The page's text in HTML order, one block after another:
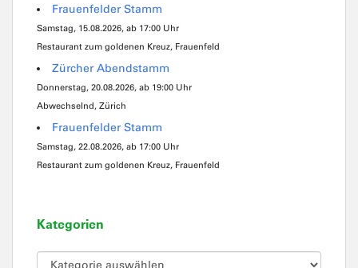
Frauenfelder Stamm
Samstag, 15.08.2026, ab 17:00 Uhr
Restaurant zum goldenen Kreuz, Frauenfeld
Zürcher Abendstamm
Donnerstag, 20.08.2026, ab 19:00 Uhr
Abwechselnd, Zürich
Frauenfelder Stamm
Samstag, 22.08.2026, ab 17:00 Uhr
Restaurant zum goldenen Kreuz, Frauenfeld
Kategorien
Kategorien